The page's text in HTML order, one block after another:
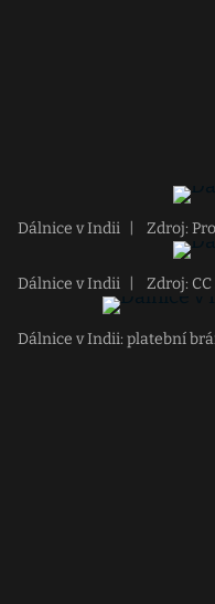
Dálnice v Indii Zdroj:
Dálnice v Indii Zdroj:
Dálnice v Indii: platební